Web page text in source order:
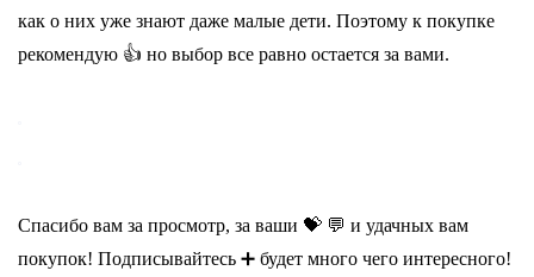
как о них уже знают даже малые дети. Поэтому к покупке
рекомендую 👍 но выбор все равно остается за вами.
Спасибо вам за просмотр, за ваши 💝 💬 и удачных вам
покупок! Подписывайтесь ➕ будет много чего интересного!